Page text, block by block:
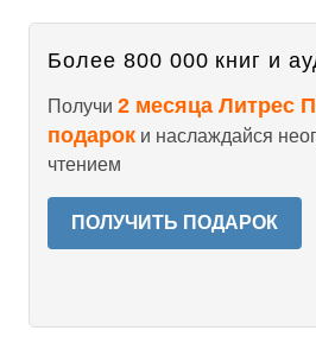
Более 800 000 книг и
Получи 2 месяца Литрес
подарок и наслаждайся
чтением
ПОЛУЧИТЬ ПОДАРОК